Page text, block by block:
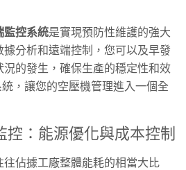
監控系統是實現預防性維護的強大
分析和遠端控制，您可以及早發
的發生，確保生產的穩定性和效
，讓您的空壓機管理進入一個全
：能源優化與成本控制
佔據工廠整體能耗的相當大比